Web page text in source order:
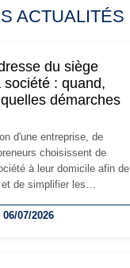
ACTUALITÉS
du siège
société : quand,
démarches
d'une entreprise, de
choisissent de
à leur domicile afin de
de simplifier les
peut rapidement
06/07/2026